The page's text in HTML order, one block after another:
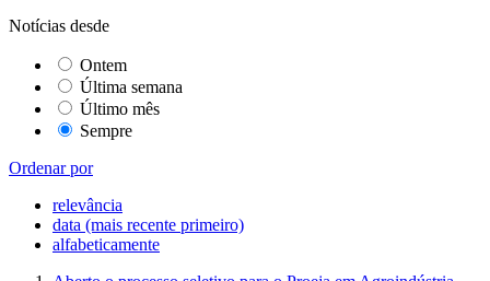
Notícias desde
Ontem
Última semana
Último mês
Sempre
Ordenar por
relevância
data (mais recente primeiro)
alfabeticamente